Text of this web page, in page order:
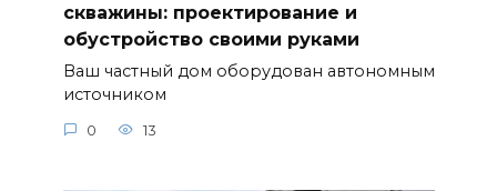
скважины: проектирование и
обустройство своими руками
Ваш частный дом оборудован автономным
источником
0 13